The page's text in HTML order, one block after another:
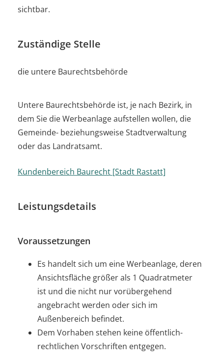
sichtbar.
Zuständige Stelle
die untere Baurechtsbehörde
Untere Baurechtsbehörde ist, je nach Bezirk, in
dem Sie die Werbeanlage aufstellen wollen, die
Gemeinde- beziehungsweise Stadtverwaltung
oder das Landratsamt.
Kundenbereich Baurecht [Stadt Rastatt]
Leistungsdetails
Voraussetzungen
Es handelt sich um eine Werbeanlage, deren
Ansichtsfläche größer als 1 Quadratmeter
ist und die nicht nur vorübergehend
angebracht werden oder sich im
Außenbereich befindet.
Dem Vorhaben stehen keine öffentlich-
rechtlichen Vorschriften entgegen.